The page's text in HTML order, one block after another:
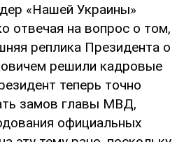
«Нашей Украины»
отвечая на вопрос о том,
реплика Президента о
решили кадровые
теперь точно
замов главы МВД,
официальных